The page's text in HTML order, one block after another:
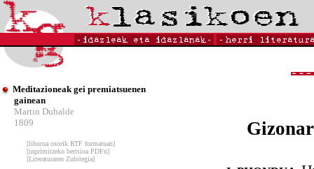
Meditazioneak gei premiatsuenen
gainean
Martin Duhalde
1809
[liburua osorik RTF formatuan]
[inprimitzeko bertsioa PDFn]
[Literaturaren Zubitegia]